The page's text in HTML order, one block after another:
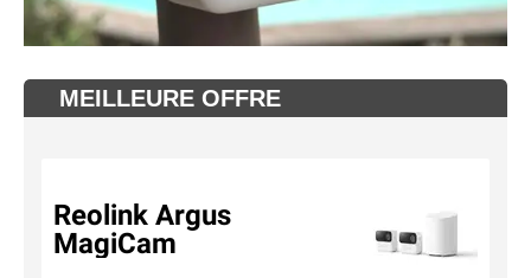
MEILLEURE OFFRE
Reolink Argus
MagiCam